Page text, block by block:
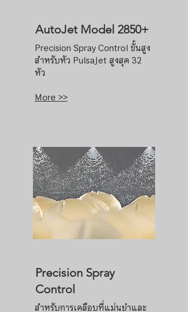
AutoJet Model 2850+
Precision Spray Control ขั้นสูง
สำหรับหัว PulsaJet สูงสุด 32
หัว
More >>
Precision Spray
Control
สำหรับการเคลือบที่แม่นยำและ